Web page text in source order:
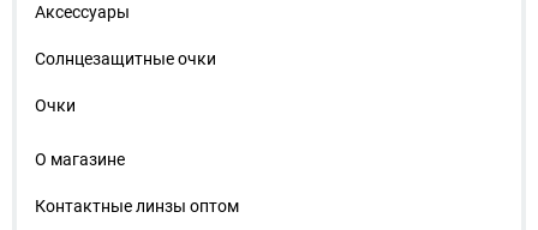
Аксессуары
Солнцезащитные очки
Очки
О магазине
Контактные линзы оптом